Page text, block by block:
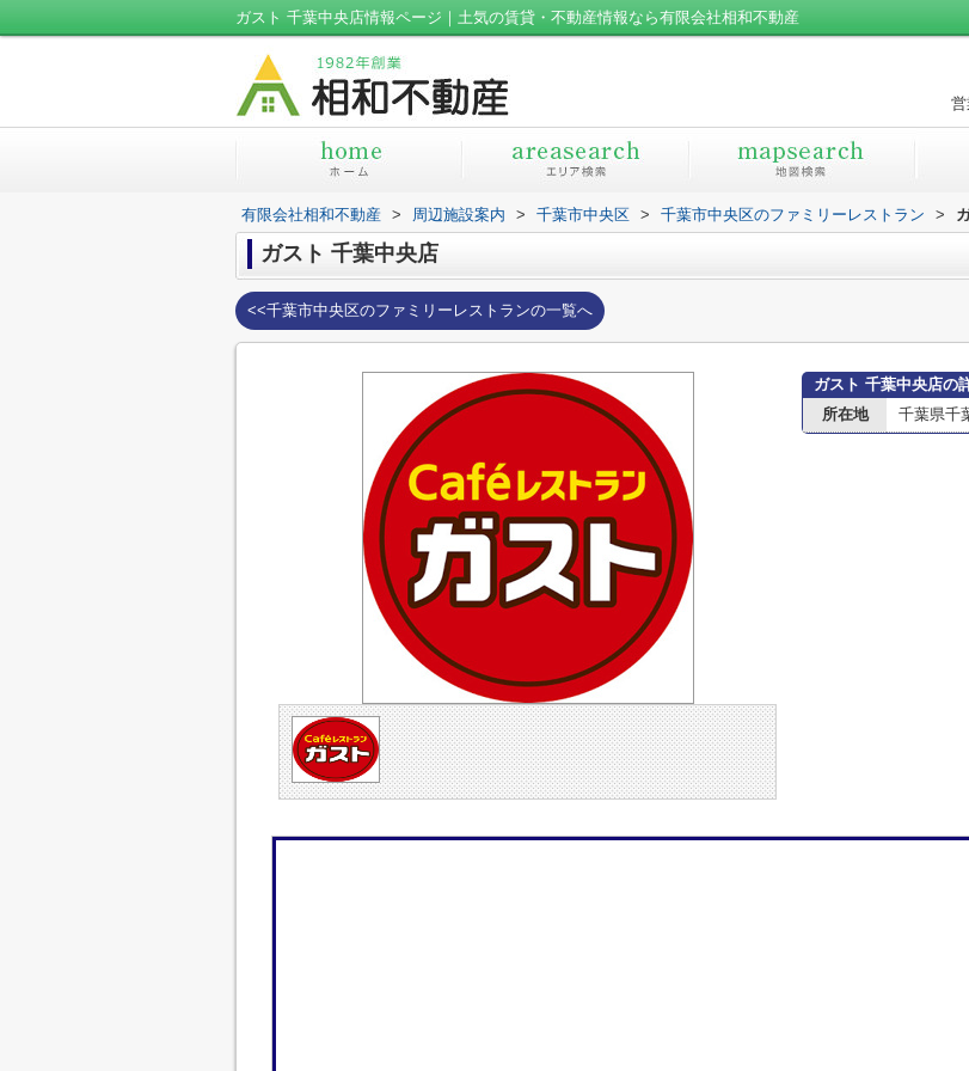
ガスト 千葉中央店情報ページ｜土気の賃貸・不動産情報なら有限会社相和不動産
有限会社相和不動産 > 周辺施設案内 > 千葉市中央区 > 千葉市中央区のファミリーレストラン >
ガスト 千葉中央店
<<千葉市中央区のファミリーレストランの一覧へ
ガスト 千葉中央店の
所在地
千葉県千